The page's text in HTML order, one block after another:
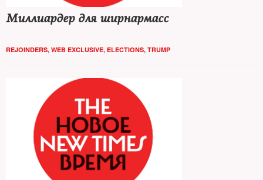
Миллиардер для ширнармасс
REJOINDERS, WEB EXCLUSIVE, ELECTIONS, TRUMP